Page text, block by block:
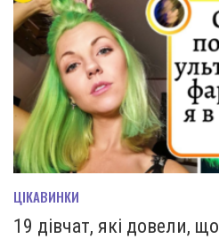
ЦІКАВИНКИ
19 дівчат, які довели,